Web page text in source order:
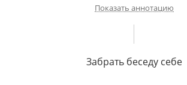
директора школы в деревне.
Спасение рыболовных сетей на Байкале в
Показать аннотацию
Забрать беседу себе